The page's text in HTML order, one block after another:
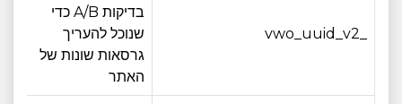
בדיקות A/B כדי
שנוכל להעריך
גרסאות שונות של
האתר